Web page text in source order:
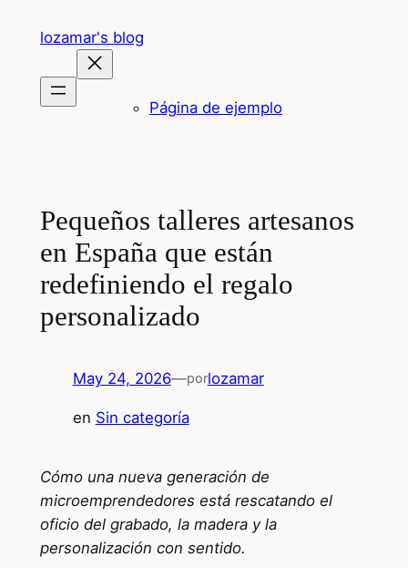
lozamar's blog
Página de ejemplo
Pequeños talleres artesanos
en España que están
redefiniendo el regalo
personalizado
May 24, 2026—porlozamar
en Sin categoría
Cómo una nueva generación de
microemprendedores está rescatando el
oficio del grabado, la madera y la
personalización con sentido.